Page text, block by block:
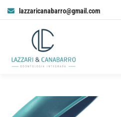
lazzaricanabarro@gmail.com